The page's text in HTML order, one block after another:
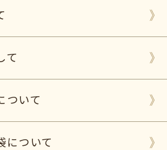
ら焼きを手に満面の笑みで笑っ
れてきました。
ちらでお願いしようと思いま
：ひなまつりどら焼き(10個入り)
て
ついて
について